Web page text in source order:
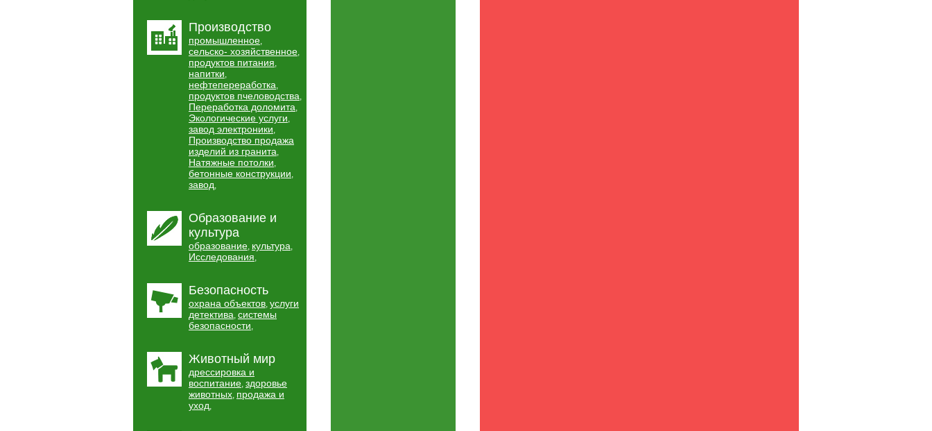
Производство
промышленное,
сельско- хозяйственное,
продуктов питания,
напитки,
нефтепереработка,
продуктов пчеловодства,
Переработка доломита,
Экологические услуги,
завод электроники,
Производство продажа
изделий из гранита,
Натяжные потолки,
бетонные конструкции,
завод,
Образование и
культура
образование, культура,
Исследования,
Безопасность
охрана объектов, услуги
детектива, системы
безопасности,
Животный мир
дрессировка и
воспитание, здоровье
животных, продажа и
уход,